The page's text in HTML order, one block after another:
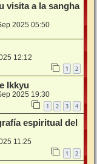
visita a la sangha
2025 05:50
12:12
1 2
Ikkyu
2025 19:30
1 2 3 4
espiritual del
11:25
1 2